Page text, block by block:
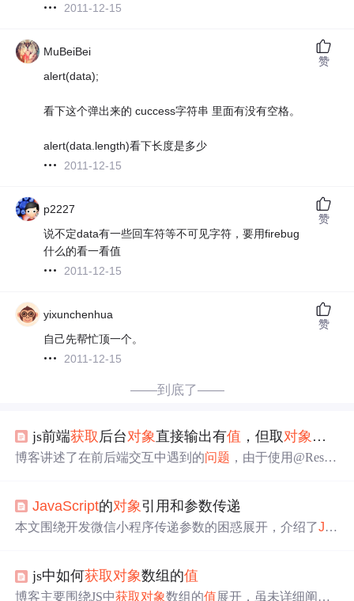
2011-12-15
MuBeiBei
alert(data);
看下这个弹出来的 cuccess字符串 里面有没有空格。
alert(data.length)看下长度是多少
2011-12-15
赞
p2227
说不定data有一些回车符等不可见字符，要用firebug
什么的看一看值
2011-12-15
赞
yixunchenhua
自己先帮忙顶一个。
2011-12-15
赞
——到底了——
js前端获取 后台对象 直接输出有值 ，但取对象 属性
博客讲述了在前后端交互中遇到的问题 ，由于使用@RestC
表，需遍历或指定下标获取属性。正确做法演示了如何解
析并访问列表中对象的属性。
JavaScript的对象 引用和参数传递
本文围绕开发微信小程序传递参数的困惑展开，介绍了Jav
时，传递的是引用而非副本，函数内修改属性会影响原
象，解释了参数赋值与传入对象获取值的原理。
js中如何获取对象数组的值
博客主要围绕JS中获取对象数组的值展开，虽未详细阐述